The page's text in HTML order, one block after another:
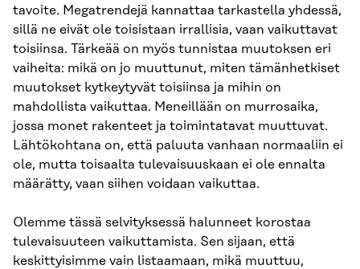
tavoite. Megatrendejä kannattaa tarkastella yhdessä,
sillä ne eivät ole toisistaan irrallisia, vaan vaikuttavat
toisiinsa. Tärkeää on myös tunnistaa muutoksen eri
vaiheita: mikä on jo muuttunut, miten tämänhetkiset
muutokset kytkeytyvät toisiinsa ja mihin on
mahdollista vaikuttaa. Meneillään on murrosaika,
jossa monet rakenteet ja toimintatavat muuttuvat.
Lähtökohtana on, että paluuta vanhaan normaaliin ei
ole, mutta toisaalta tulevaisuuskaan ei ole ennalta
määrätty, vaan siihen voidaan vaikuttaa.
Olemme tässä selvityksessä halunneet korostaa
tulevaisuuteen vaikuttamista. Sen sijaan, että
keskittyisimme vain listaamaan, mikä muuttuu,